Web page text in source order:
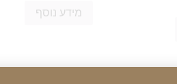
מידע נוסף